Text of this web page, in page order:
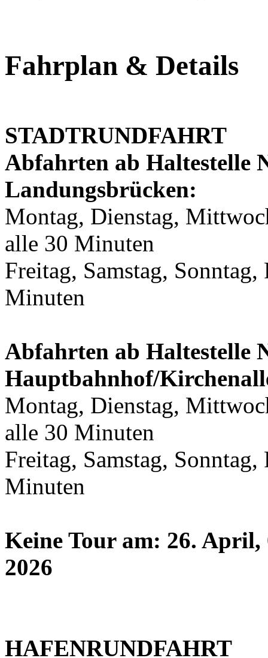
Fahrplan & Details
STADTRUNDFAHRT
Abfahrten ab Haltestelle
Landungsbrücken:
Montag, Dienstag,
alle 30 Minuten
Freitag, Samstag,
Minuten
Abfahrten ab Haltestelle
Hauptbahnhof/
Montag, Dienstag,
alle 30 Minuten
Freitag, Samstag,
Minuten
Keine Tour am: 26.
2026
HAFENRUNDFAHRT